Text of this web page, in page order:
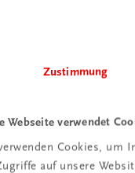
Zustimmung
Webseite verwendet
Cookies, um
auf unsere